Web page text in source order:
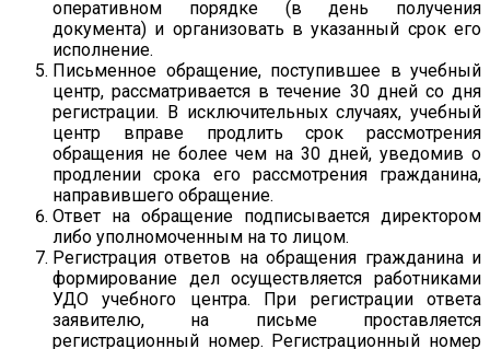
оперативном порядке (в день получения
документа) и организовать в указанный срок его
исполнение.
Письменное обращение, поступившее в учебный
центр, рассматривается в течение 30 дней со дня
регистрации. В исключительных случаях, учебный
центр вправе продлить срок рассмотрения
обращения не более чем на 30 дней, уведомив о
продлении срока его рассмотрения гражданина,
направившего обращение.
Ответ на обращение подписывается директором
либо уполномоченным на то лицом.
Регистрация ответов на обращения гражданина и
формирование дел осуществляется работниками
УДО учебного центра. При регистрации ответа
заявителю, на письме проставляется
регистрационный номер. Регистрационный номер